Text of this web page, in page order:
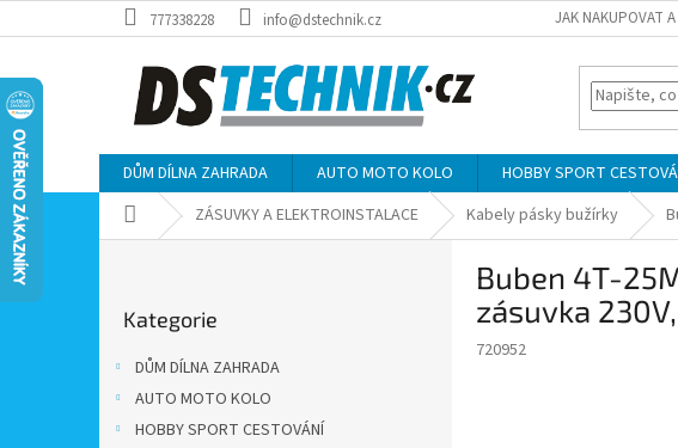
na
777338228 info@dstechnik.cz JAK NAKUPOVAT
DŮM DÍLNA ZAHRADA AUTO MOTO KOLO HOBBY SPORT
Domů ZÁSUVKY A ELEKTROINSTALACE Kabely pásky bužírky
kategorie
Kategorie
DŮM DÍLNA ZAHRADA
AUTO MOTO KOLO
HOBBY SPORT CESTOVÁNÍ
Buben 4T-
zásuvka
720952